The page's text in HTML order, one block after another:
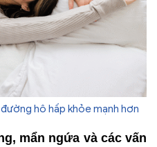
hô hấp khỏe mạnh hơn
mẩn ngứa và các vấn